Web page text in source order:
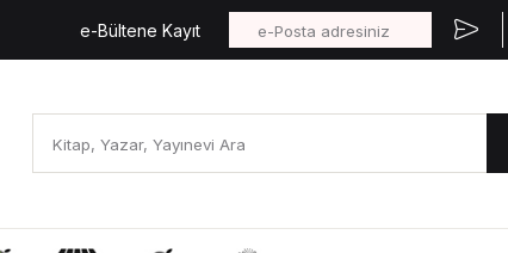
e-Bültene Kayıt